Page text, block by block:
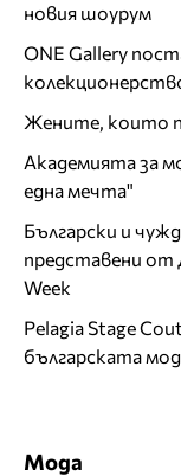
новия шоурум
ONE Gallery
Жените, които
Академията за
една мечта"
Български и
представени от
Week
Pelagia Stage
българската
Мода